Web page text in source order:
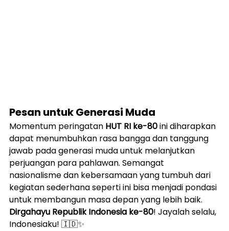
Pesan untuk Generasi Muda
Momentum peringatan HUT RI ke-80 ini diharapkan
dapat menumbuhkan rasa bangga dan tanggung
jawab pada generasi muda untuk melanjutkan
perjuangan para pahlawan. Semangat
nasionalisme dan kebersamaan yang tumbuh dari
kegiatan sederhana seperti ini bisa menjadi pondasi
untuk membangun masa depan yang lebih baik.
Dirgahayu Republik Indonesia ke-80! Jayalah selalu,
Indonesiaku! 🇮🇩✨